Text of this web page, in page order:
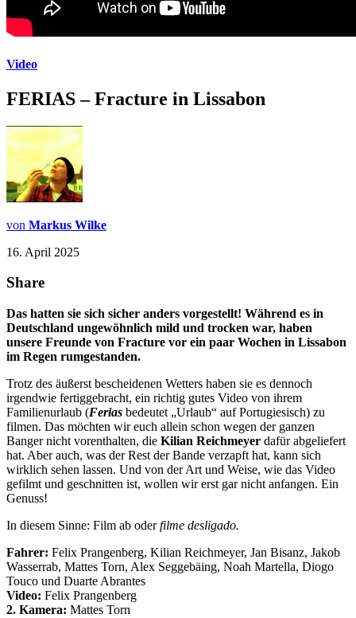
Video
FERIAS – Fracture in Lissabon
von Markus Wilke
16. April 2025
Share
Das hatten sie sich sicher anders vorgestellt! Während es in
Deutschland ungewöhnlich mild und trocken war, haben
unsere Freunde von Fracture vor ein paar Wochen in Lissabon
im Regen rumgestanden.
Trotz des äußerst bescheidenen Wetters haben sie es dennoch
irgendwie fertiggebracht, ein richtig gutes Video von ihrem
Familienurlaub (Ferias bedeutet „Urlaub“ auf Portugiesisch) zu
filmen. Das möchten wir euch allein schon wegen der ganzen
Banger nicht vorenthalten, die Kilian Reichmeyer dafür abgeliefert
hat. Aber auch, was der Rest der Bande verzapft hat, kann sich
wirklich sehen lassen. Und von der Art und Weise, wie das Video
gefilmt und geschnitten ist, wollen wir erst gar nicht anfangen. Ein
Genuss!
In diesem Sinne: Film ab oderfilme desligado.
Fahrer: Felix Prangenberg, Kilian Reichmeyer, Jan Bisanz, Jakob
Wasserrab, Mattes Torn, Alex Seggebäing, Noah Martella, Diogo
Touco und Duarte Abrantes
Video: Felix Prangenberg
2. Kamera: Mattes Torn